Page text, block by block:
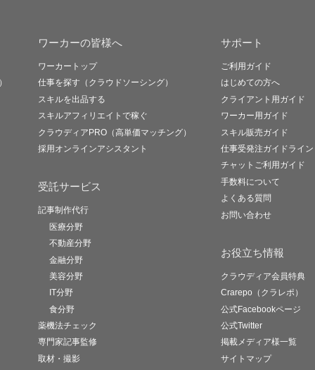
ワーカーの皆様へ
ワーカートップ
仕事を探す（クラウドソーシング）
スキルを出品する
スキルアフィリエイトで稼ぐ
クラウディアPRO（高単価マッチング）
採用オンラインアシスタント
受託サービス
記事制作代行
医療分野
不動産分野
金融分野
美容分野
IT分野
食分野
薬機法チェック
専門家記事監修
取材・撮影
サポート
ご利用ガイド
はじめての方へ
クライアント用ガイド
ワーカー用ガイド
スキル販売ガイド
仕事受発注ガイドライン
チャットご利用ガイド
手数料について
よくある質問
お問い合わせ
お役立ち情報
クラウディア会員特典
Crarepo（クラレポ）
公式Facebookページ
公式Twitter
掲載メディア様一覧
サイトマップ